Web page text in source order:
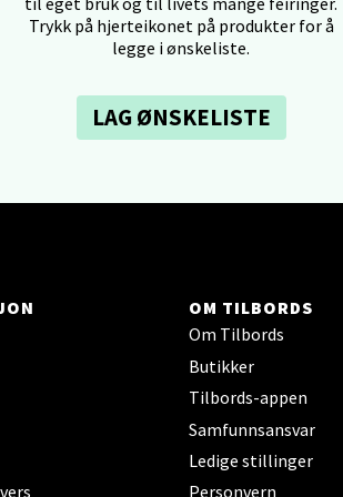
Trykk på hjerteikonet på produkter for å
legge i ønskeliste.
LAG ØNSKELISTE
OM TILBORDS
Om Tilbords
Butikker
Tilbords-appen
Samfunnsansvar
Ledige stillinger
Personvern
Ski